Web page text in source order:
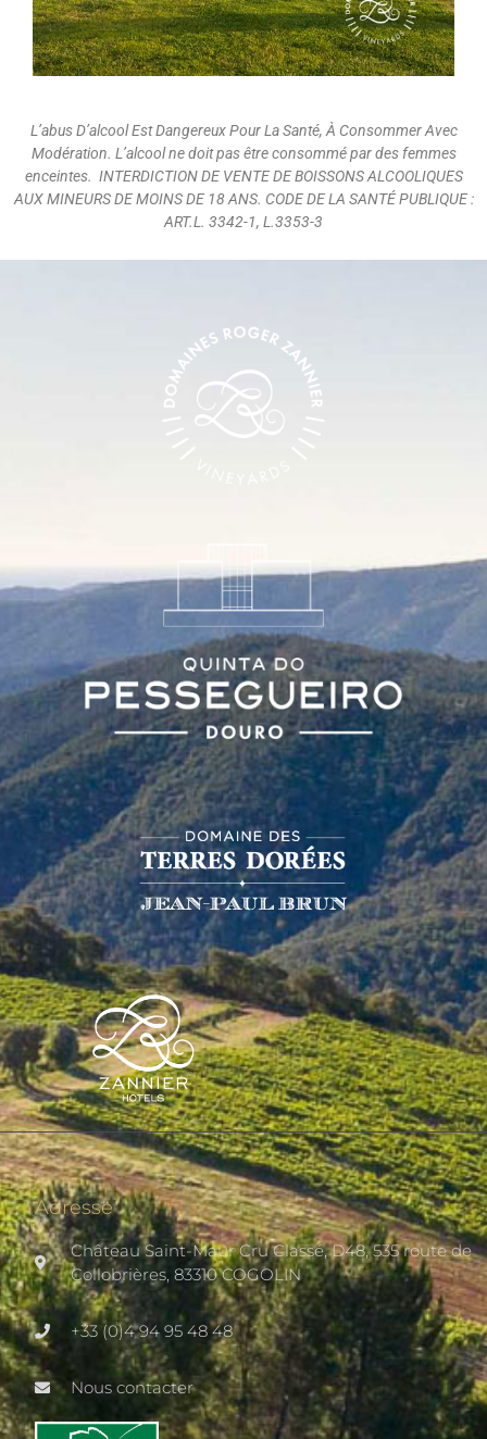
L’abus D’alcool Est Dangereux Pour La Santé, À Consommer Avec
Modération. L’alcool ne doit pas être consommé par des femmes
enceintes. INTERDICTION DE VENTE DE BOISSONS ALCOOLIQUES
AUX MINEURS DE MOINS DE 18 ANS. CODE DE LA SANTÉ PUBLIQUE :
ART.L. 3342-1, L.3353-3
Adresse
Château Saint-Maur Cru Classé, D48, 535 route de
Collobrières, 83310 COGOLIN
+33 (0)4 94 95 48 48
Nous contacter